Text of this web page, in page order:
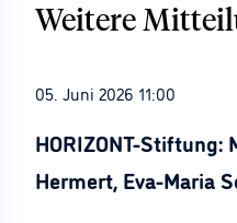
Weitere
05. Juni 2026 11:00
HORIZONT-Stiftung:
Hermert, Eva-Maria